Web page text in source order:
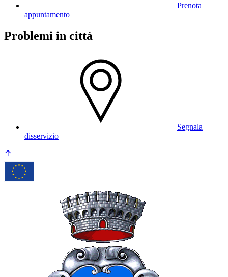
Prenota
appuntamento
Problemi in città
Segnala
disservizio